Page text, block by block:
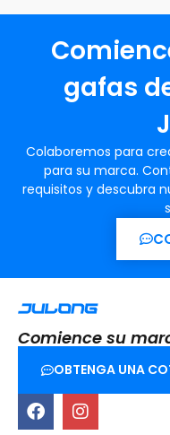
gafas
Colaboremos para
para su marca.
requisitos y descubra
Comience su
OBTENGA UNA